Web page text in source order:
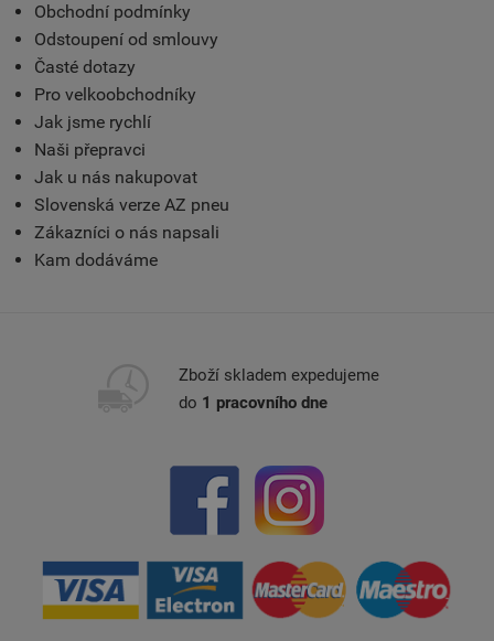
Obchodní podmínky
Odstoupení od smlouvy
Časté dotazy
Pro velkoobchodníky
Jak jsme rychlí
Naši přepravci
Jak u nás nakupovat
Slovenská verze AZ pneu
Zákazníci o nás napsali
Kam dodáváme
Zboží skladem expedujeme
do 1 pracovního dne